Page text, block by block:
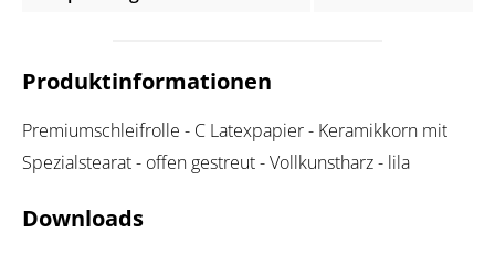
Produktinformationen
Premiumschleifrolle - C Latexpapier - Keramikkorn mit
Spezialstearat - offen gestreut - Vollkunstharz - lila
Downloads